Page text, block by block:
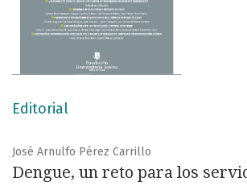
Editorial
José Arnulfo Pérez Carrillo
Dengue, un reto para los